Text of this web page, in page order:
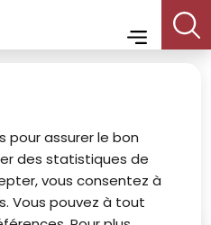
pour assurer le bon
des statistiques de
vous consentez à
Vous pouvez à tout
principal
Consulter
le plan du
site
Menu